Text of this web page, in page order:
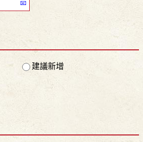
建議新增